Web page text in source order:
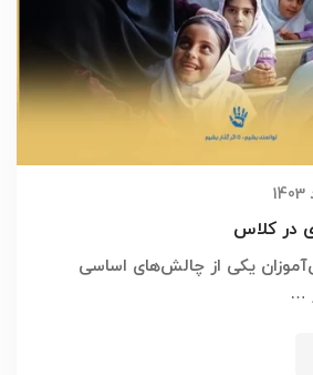
در کلاس
یکی از چالش‌های اساسی
…